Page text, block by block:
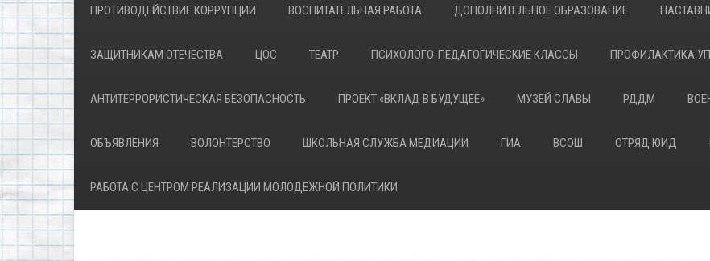
ПРОТИВОДЕЙСТВИЕ КОРРУПЦИИ ВОСПИТАТЕЛЬНАЯ РАБОТА ДОПОЛНИТЕЛЬНОЕ ОБРАЗОВАНИЕ
ЗАЩИТНИКАМ ОТЕЧЕСТВА ЦОС ТЕАТР ПСИХОЛОГО-ПЕДАГОГИЧЕСКИЕ КЛАССЫ ПРОФИЛАКТИКА
АНТИТЕРРОРИСТИЧЕСКАЯ БЕЗОПАСНОСТЬ ПРОЕКТ «ВКЛАД В БУДУЩЕЕ» МУЗЕЙ СЛАВЫ РДДМ
ОБЪЯВЛЕНИЯ ВОЛОНТЕРСТВО ШКОЛЬНАЯ СЛУЖБА МЕДИАЦИИ ГИА ВСОШ ОТРЯД ЮИД
РАБОТА С ЦЕНТРОМ РЕАЛИЗАЦИИ МОЛОДЁЖНОЙ ПОЛИТИКИ